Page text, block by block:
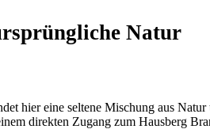
Natur
hier eine seltene Mischung aus
direkten Zugang zum Hausberg